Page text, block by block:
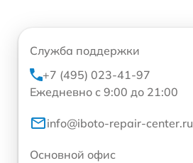
Служба поддержки
+7 (495) 023-41-97
Ежедневно с 9:00 до 21:00
info@iboto-repair-center.ru
Основной офис